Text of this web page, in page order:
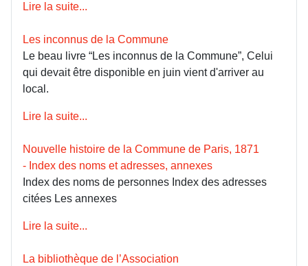
Lire la suite...
Les inconnus de la Commune
Le beau livre “Les inconnus de la Commune”, Celui
qui devait être disponible en juin vient d'arriver au
local.
Lire la suite...
Nouvelle histoire de la Commune de Paris, 1871
- Index des noms et adresses, annexes
Index des noms de personnes Index des adresses
citées Les annexes
Lire la suite...
La bibliothèque de l’Association